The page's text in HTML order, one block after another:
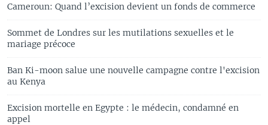
Cameroun: Quand l’excision devient un fonds de commerce
Sommet de Londres sur les mutilations sexuelles et le
mariage précoce
Ban Ki-moon salue une nouvelle campagne contre l'excision
au Kenya
Excision mortelle en Egypte : le médecin, condamné en
appel